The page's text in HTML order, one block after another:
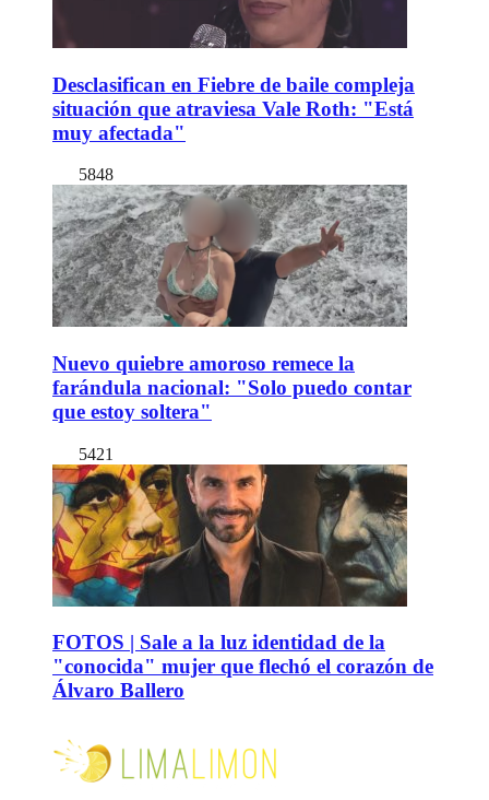
Desclasifican en Fiebre de baile compleja
situación que atraviesa Vale Roth: "Está
muy afectada"
5848
Nuevo quiebre amoroso remece la
farándula nacional: "Solo puedo contar
que estoy soltera"
5421
FOTOS | Sale a la luz identidad de la
"conocida" mujer que flechó el corazón de
Álvaro Ballero